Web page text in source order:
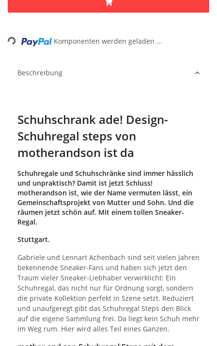
Loading... Komponenten werden geladen ...
Beschreibung
Schuhschrank ade! Design-
Schuhregal steps von
motherandson ist da
Schuhregale und Schuhschränke sind immer hässlich
und unpraktisch? Damit ist jetzt Schluss!
motherandson ist, wie der Name vermuten lässt, ein
Gemeinschaftsprojekt von Mutter und Sohn. Und die
räumen jetzt schön auf. Mit einem tollen Sneaker-
Regal.
Stuttgart.
Gabriele und Lennart Achenbach sind seit vielen Jahren
bekennende Sneaker-Fans und haben sich jetzt den
Traum vieler Sneaker-Liebhaber verwirklicht: Ein
Schuhregal, das nicht nur für Ordnung sorgt, sondern
die private Kollektion perfekt in Szene setzt. Reduziert
und unaufgeregt gibt das Schuhregal Steps den Blick
auf die eigene Sammlung frei. Da liegt kein Schuh mehr
im Weg rum. Hier wird alles Teil eines Ganzen.